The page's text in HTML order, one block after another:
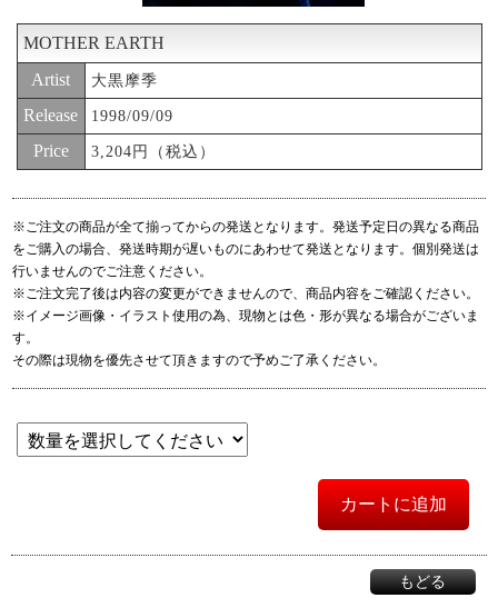
MOTHER EARTH
Artist
大黒摩季
Release 1998/09/09
Price 3,204円（税込）
※ご注文の商品が全て揃ってからの発送となります。発送予定日の異なる商品
をご購入の場合、発送時期が遅いものにあわせて発送となります。個別発送は
行いませんのでご注意ください。
※ご注文完了後は内容の変更ができませんので、商品内容をご確認ください。
※イメージ画像・イラスト使用の為、現物とは色・形が異なる場合がございま
す。
その際は現物を優先させて頂きますので予めご了承ください。
カートに追加
もどる